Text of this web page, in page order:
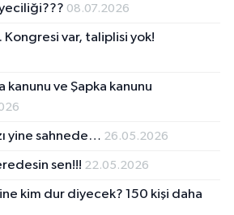
08.07.2026
var, taliplisi yok!
kanunu ve Şapka kanunu
yine sahnede… 26.05.2026
sen!!! 22.05.2026
kim dur diyecek? 150 kişi daha